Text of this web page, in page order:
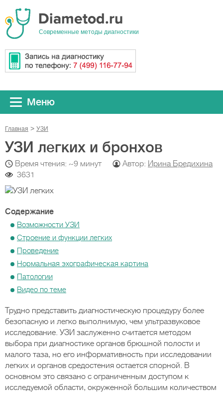
Cовременные методы диагностики
Меню
Главная УЗИ
УЗИ легких и бронхов
Время чтения: ~9 минут Автор: Ирина Бредихина
3631
Содержание
Возможности УЗИ
Строение и функции легких
Проведение
Нормальная эхографическая картина
Патологии
Видео по теме
Трудно представить диагностическую процедуру более
безопасную и легко выполнимую, чем ультразвуковое
исследование. УЗИ заслуженно считается методом
выбора при диагностике органов брюшной полости и
малого таза, но его информативность при исследовании
легких и органов средостения остается спорной. В
основном это связано с ограниченным доступом к
исследуемой области, окруженной большим количеством